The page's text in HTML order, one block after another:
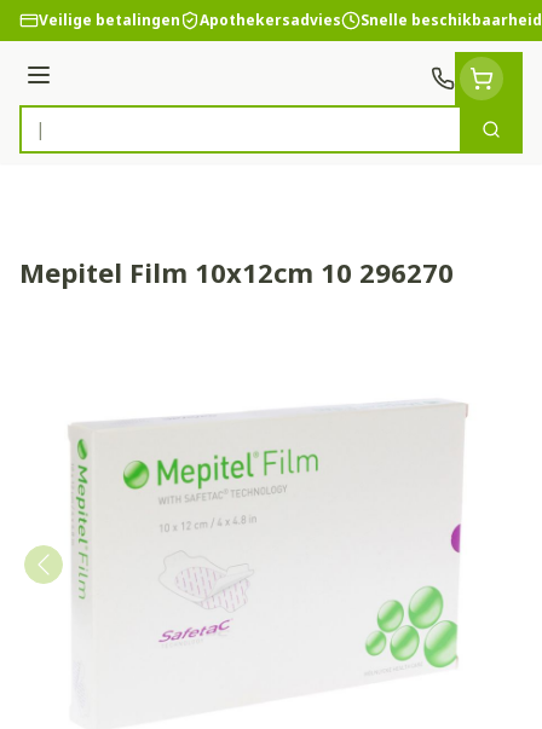
Ga naar de inhoud
Veilige betalingen Apothekersadvies Snelle beschikbaarheid
Menu
Product, merk, categorie...
Zoek
Mepitel Film 10x12cm 10 296270